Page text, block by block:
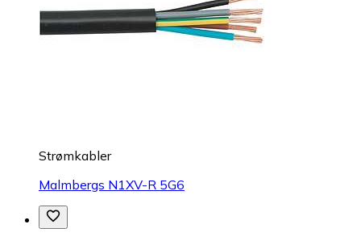
Strømkabler
Malmbergs N1XV-R 5G6